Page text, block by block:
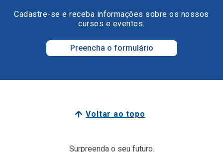
Cadastre-se e receba informações sobre os nossos
cursos e eventos.
Preencha o formulário
Voltar ao topo
Surpreenda o seu futuro.